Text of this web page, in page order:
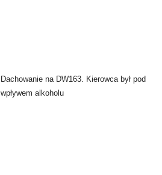
Dachowanie na DW163. Kierowca był pod
wpływem alkoholu